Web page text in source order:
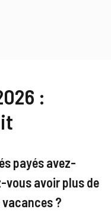
:
payés avez-
vous avoir plus de
?